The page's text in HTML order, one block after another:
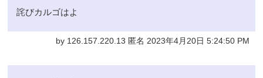
詫びカルゴはよ
by 126.157.220.13 匿名 2023年4月20日 5:24:50 PM